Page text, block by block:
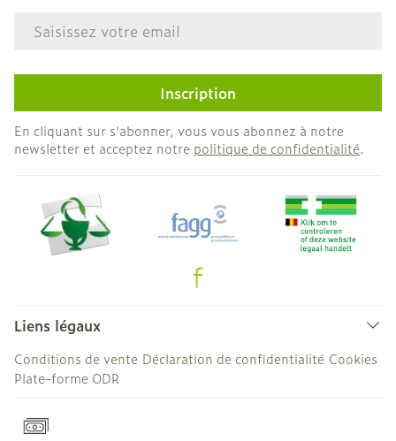
Adresse mail
Inscription
En cliquant sur s'abonner, vous vous abonnez à notre
newsletter et acceptez notre politique de confidentialité.
Liens légaux
Conditions de vente Déclaration de confidentialité Cookies
Plate-forme ODR